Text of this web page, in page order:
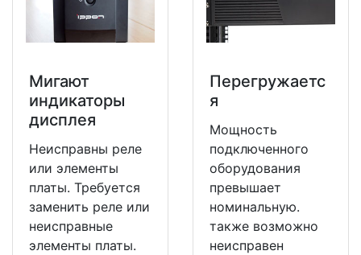
Мигают
индикаторы
дисплея
Неисправны реле
или элементы
платы. Требуется
заменить реле или
неисправные
элементы платы.
Перегружаетс
я
Мощность
подключенного
оборудования
превышает
номинальную.
также возможно
неисправен